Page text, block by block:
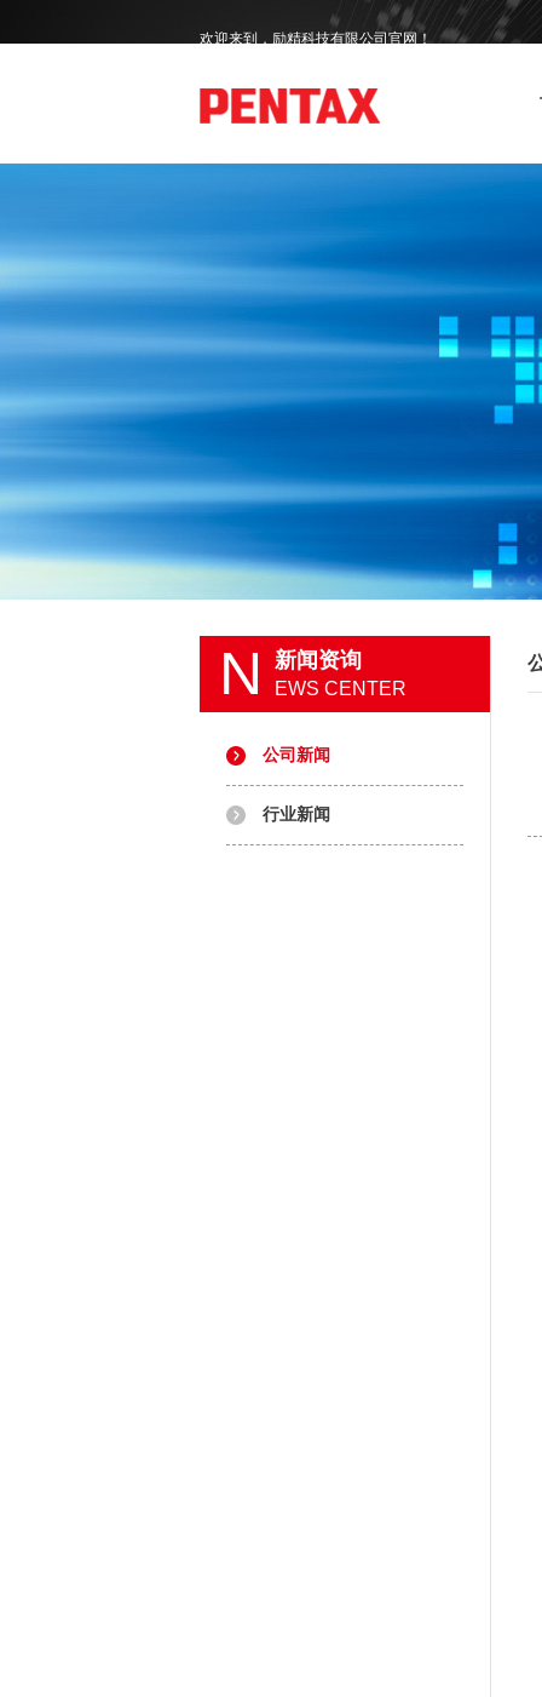
欢迎来到，励精科技
N 新闻资询
EWS CENTER
公司新闻
行业新闻